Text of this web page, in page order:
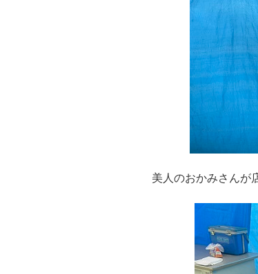
美人のおかみさんが